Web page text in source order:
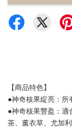
【商品特色】
●神奇核果綻亮：所
●神奇核果豐盈：
茶、薰衣草、尤加利